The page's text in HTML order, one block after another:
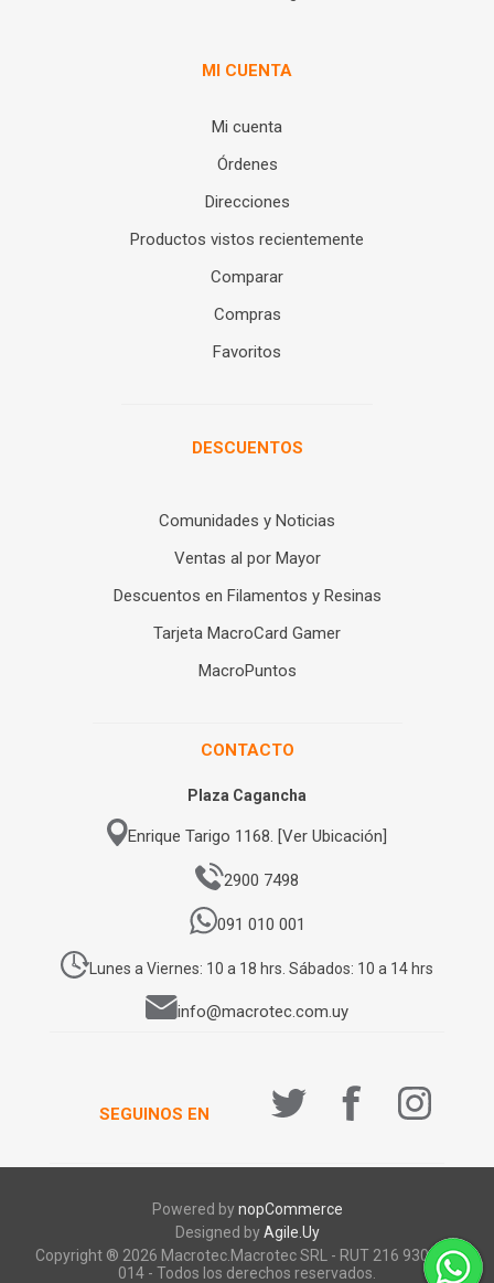
MI CUENTA
Mi cuenta
Órdenes
Direcciones
Productos vistos recientemente
Comparar
Compras
Favoritos
DESCUENTOS
Comunidades y Noticias
Ventas al por Mayor
Descuentos en Filamentos y Resinas
Tarjeta MacroCard Gamer
MacroPuntos
CONTACTO
Plaza Cagancha
Enrique Tarigo 1168. [Ver Ubicación]
2900 7498
091 010 001
Lunes a Viernes: 10 a 18 hrs. Sábados: 10 a 14 hrs
info@macrotec.com.uy
SEGUINOS EN
Powered bynopCommerce
Designed byAgile.Uy
Copyright ® 2026 Macrotec.Macrotec SRL - RUT 216 930 920
014 - Todos los derechos reservados.